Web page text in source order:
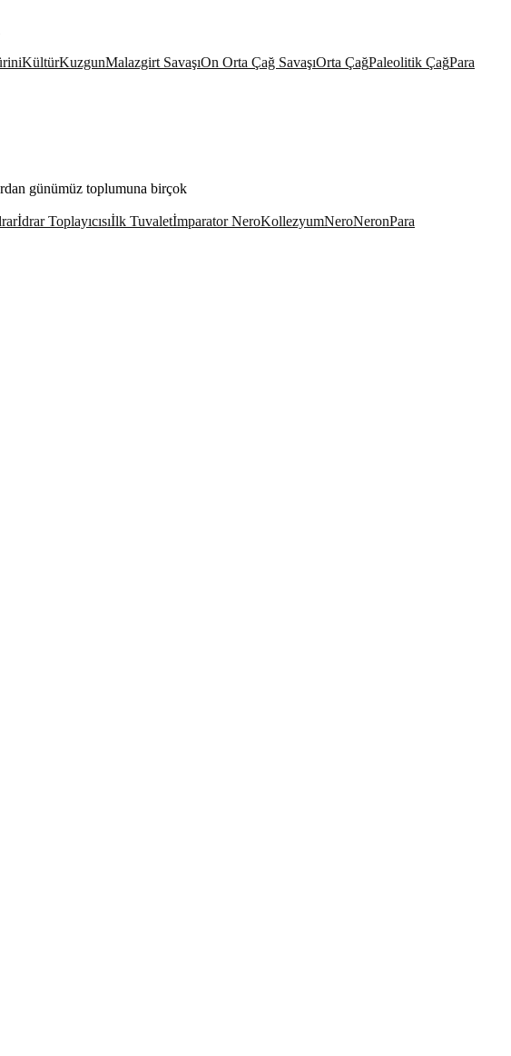
KültürKuzgunMalazgirt SavaşıOn Orta Çağ SavaşıOrta ÇağPaleolitik ÇağPara
günümüz toplumuna birçok
İdrar Toplayıcısıİlk Tuvaletİmparator NeroKollezyumNeroNeronPara